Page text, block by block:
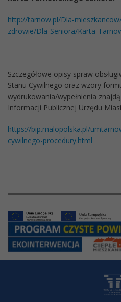
http://tarnow.pl/Dla-
zdrowie/Dla-Seniora/Karta-
Szczegółowe opisy spraw
Stanu Cywilnego oraz wzory
wydrukowania/wypełnienia
Informacji Publicznej Urzędu
https://bip.malopolska.pl/
cywilnego-procedury.html